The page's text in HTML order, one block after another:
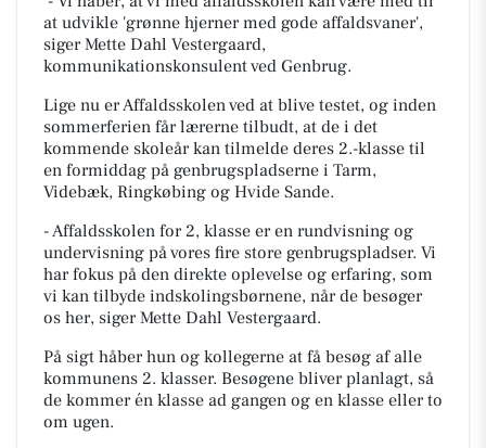
at udvikle 'grønne hjerner med gode affaldsvaner',
siger Mette Dahl Vestergaard,
kommunikationskonsulent ved Genbrug.
Lige nu er Affaldsskolen ved at blive testet, og inden
sommerferien får lærerne tilbudt, at de i det
kommende skoleår kan tilmelde deres 2.-klasse til
en formiddag på genbrugspladserne i Tarm,
Videbæk, Ringkøbing og Hvide Sande.
- Affaldsskolen for 2, klasse er en rundvisning og
undervisning på vores fire store genbrugspladser. Vi
har fokus på den direkte oplevelse og erfaring, som
vi kan tilbyde indskolingsbørnene, når de besøger
os her, siger Mette Dahl Vestergaard.
På sigt håber hun og kollegerne at få besøg af alle
kommunens 2. klasser. Besøgene bliver planlagt, så
de kommer én klasse ad gangen og en klasse eller to
om ugen.